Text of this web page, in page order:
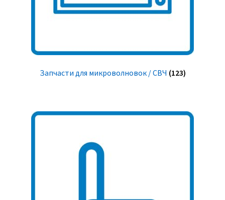
Запчасти для микроволновок / СВЧ (123)